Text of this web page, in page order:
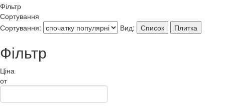
Фільтр
Сортування
Сортування:
Вид: Список Плитка
Фільтр
Ціна
от